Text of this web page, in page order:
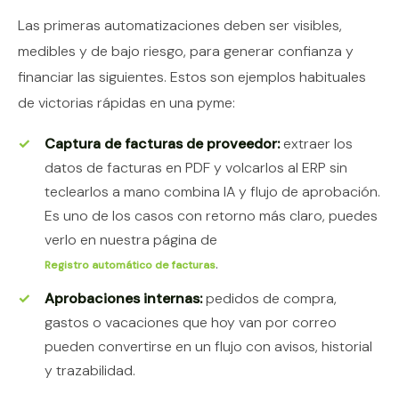
Las primeras automatizaciones deben ser visibles,
medibles y de bajo riesgo, para generar confianza y
financiar las siguientes. Estos son ejemplos habituales
de victorias rápidas en una pyme:
Captura de facturas de proveedor:extraer los
datos de facturas en PDF y volcarlos al ERP sin
teclearlos a mano combina IA y flujo de aprobación.
Es uno de los casos con retorno más claro, puedes
verlo en nuestra página de
Registro automático de facturas.
Aprobaciones internas:pedidos de compra,
gastos o vacaciones que hoy van por correo
pueden convertirse en un flujo con avisos, historial
y trazabilidad.